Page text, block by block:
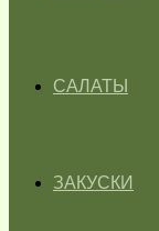
САЛАТЫ
ЗАКУСКИ